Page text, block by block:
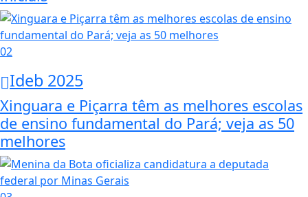
02
Ideb 2025
Xinguara e Piçarra têm as melhores escolas
de ensino fundamental do Pará; veja as 50
melhores